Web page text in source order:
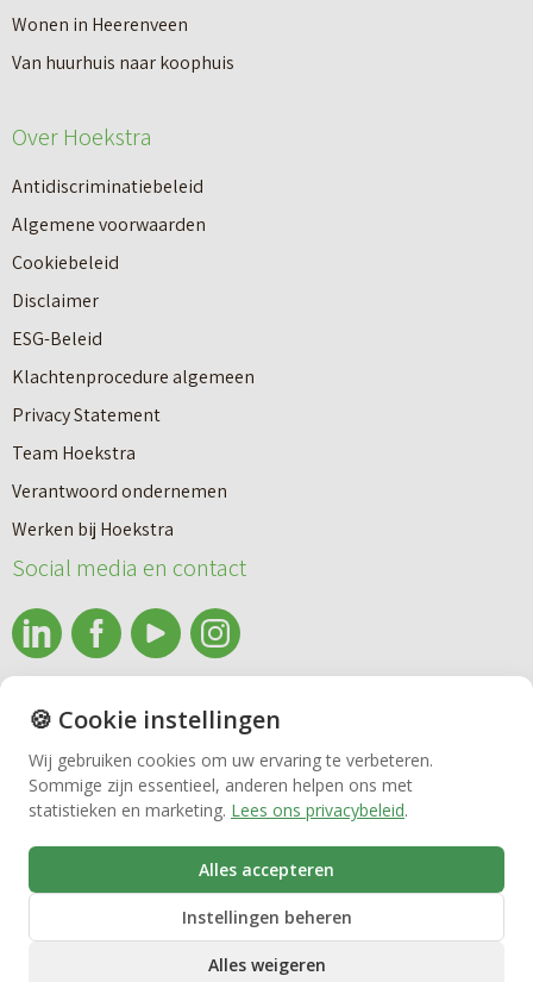
Nieuwbouw
Huren
Bedrijfsmakelaardij
Vastgoedbeheer
VvE beheer
Zorgwoningen
Wonen in Heerenveen
Van huurhuis naar koophuis
Over Hoekstra
Antidiscriminatiebeleid
Algemene voorwaarden
Cookiebeleid
Disclaimer
ESG-Beleid
Klachtenprocedure algemeen
Privacy Statement
Team Hoekstra
Verantwoord ondernemen
Werken bij Hoekstra
Social media en contact
info@makelaardijhoekstra.nl
Alle contactgegevens
Bekijk de laatste nieuwsbrief van Makelaardij Hoekstra
Inschrijven nieuwsbrief Makelaardij Hoekstra
🍪 Cookie instellingen
Wij gebruiken cookies om uw ervaring te verbeteren.
Sommige zijn essentieel, anderen helpen ons met
statistieken en marketing. Lees ons privacybeleid.
Alles accepteren
Instellingen beheren
Alles weigeren